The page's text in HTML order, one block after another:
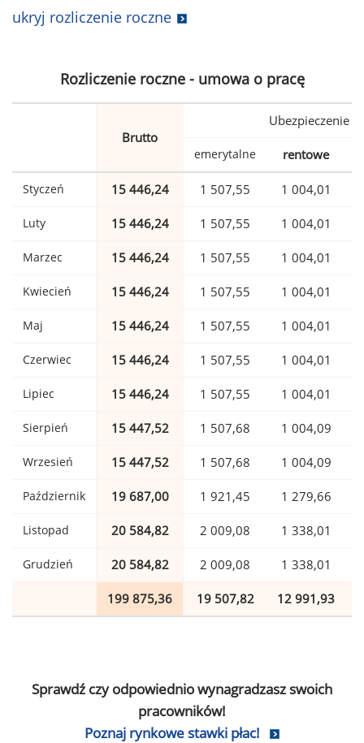
ukryj rozliczenie roczne
Rozliczenie roczne - umowa o pracę
Brutto
Ubezpieczenie
emerytalne rentowe
Styczeń 15 446,24 1 507,55 1 004,01
Luty 15 446,24 1 507,55 1 004,01
Marzec 15 446,24 1 507,55 1 004,01
Kwiecień 15 446,24 1 507,55 1 004,01
Maj 15 446,24 1 507,55 1 004,01
Czerwiec 15 446,24 1 507,55 1 004,01
Lipiec 15 446,24 1 507,55 1 004,01
Sierpień 15 447,52 1 507,68 1 004,09
Wrzesień 15 447,52 1 507,68 1 004,09
Październik 19 687,00 1 921,45 1 279,66
Listopad 20 584,82 2 009,08 1 338,01
Grudzień 20 584,82 2 009,08 1 338,01
199 875,36 19 507,82 12 991,93
Sprawdź czy odpowiednio wynagradzasz swoich
pracowników!
Poznaj rynkowe stawki płac!